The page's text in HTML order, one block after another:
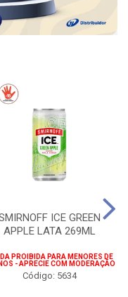
ICE GREEN
APPLE LATA 269ML
PROIBIDA PARA MENORES DE
- APRECIE COM MODERAÇÃO
Código: 5634